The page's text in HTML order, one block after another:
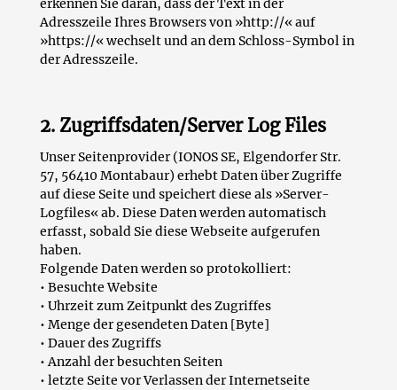
erkennen Sie daran, dass der Text in der
Adresszeile Ihres Browsers von »http://« auf
»https://« wechselt und an dem Schloss-Symbol in
der Adresszeile.
2. Zugriffsdaten/Server Log Files
Unser Seitenprovider (IONOS SE, Elgendorfer Str.
57, 56410 Montabaur) erhebt Daten über Zugriffe
auf diese Seite und speichert diese als »Server-
Logfiles« ab. Diese Daten werden automatisch
erfasst, sobald Sie diese Webseite aufgerufen
haben.
Folgende Daten werden so protokolliert:
• Besuchte Website
• Uhrzeit zum Zeitpunkt des Zugriffes
• Menge der gesendeten Daten [Byte]
• Dauer des Zugriffs
• Anzahl der besuchten Seiten
• letzte Seite vor Verlassen der Internetseite